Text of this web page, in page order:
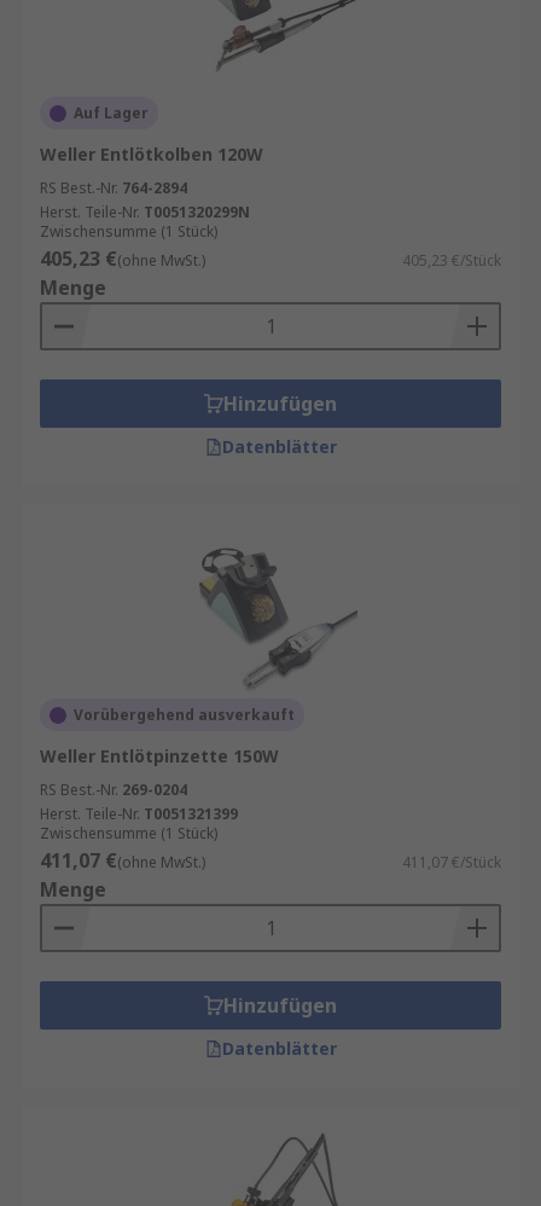
Auf Lager
Weller Entlötkolben 120W
RS Best.-Nr. 764-2894
Herst. Teile-Nr. T0051320299N
Zwischensumme (1 Stück)
405,23 €(ohne MwSt.) 405,23 €/Stück
Menge
Hinzufügen
Datenblätter
Vorübergehend ausverkauft
Weller Entlötpinzette 150W
RS Best.-Nr. 269-0204
Herst. Teile-Nr. T0051321399
Zwischensumme (1 Stück)
411,07 €(ohne MwSt.) 411,07 €/Stück
Menge
Hinzufügen
Datenblätter